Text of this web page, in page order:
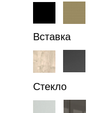
Стекло
Вставка